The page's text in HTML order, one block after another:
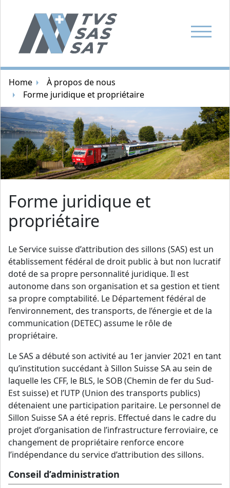
Afficher
Navigation par fil d'ariane
Home
À propos de nous
Forme juridique et propriétaire
Image aléatoire
Forme juridique et
propriétaire
Le Service suisse d’attribution des sillons (SAS) est un
établissement fédéral de droit public à but non lucratif
doté de sa propre personnalité juridique. Il est
autonome dans son organisation et sa gestion et tient
sa propre comptabilité. Le Département fédéral de
l’environnement, des transports, de l’énergie et de la
communication (DETEC) assume le rôle de
propriétaire.
Le SAS a débuté son activité au 1er janvier 2021 en tant
qu’institution succédant à Sillon Suisse SA au sein de
laquelle les CFF, le BLS, le SOB (Chemin de fer du Sud-
Est suisse) et l’UTP (Union des transports publics)
détenaient une participation paritaire. Le personnel de
Sillon Suisse SA a été repris. Effectué dans le cadre du
projet d’organisation de l’infrastructure ferroviaire, ce
changement de propriétaire renforce encore
l’indépendance du service d’attribution des sillons.
Conseil d’administration